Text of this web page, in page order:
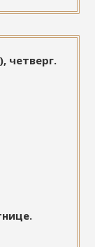
четверг.